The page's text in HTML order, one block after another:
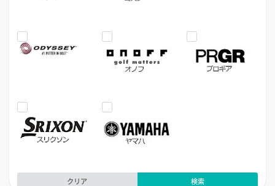
クリア
検索